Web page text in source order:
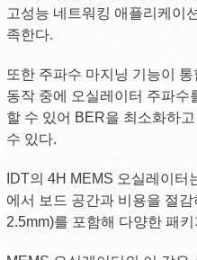
고성능 네트워킹 애플리케이
족한다.
또한 주파수 마지닝 기능이
동작 중에 오실레이터 주파수
할 수 있어 BER을 최소화하
수 있다.
IDT의 4H MEMS 오실레이터
에서 보드 공간과 비용을 절
2.5mm)를 포함해 다양한 패